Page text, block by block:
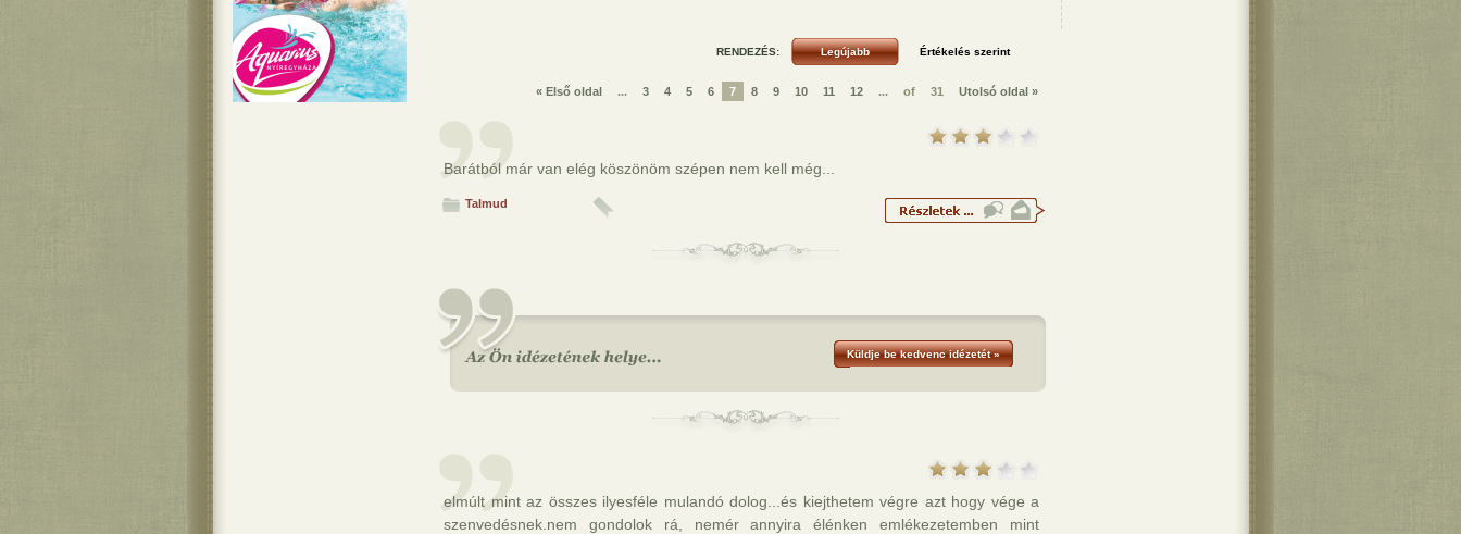
RENDEZÉS:
« Első oldal ... 3 4 5 6 7 8 9 10 11 12 ... of 31 Utolsó oldal »
Barátból már van elég köszönöm szépen nem kell még...
Talmud
Küldje be kedvenc idézetét »
elmúlt mint az összes ilyesféle mulandó dolog...és kiejthetem végre azt hogy vége a
szenvedésnek.nem gondolok rá, nemér annyira élénken emlékezetemben mint